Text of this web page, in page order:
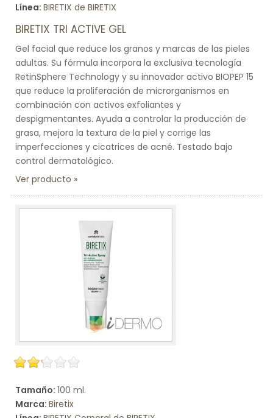
Línea: BIRETIX de BIRETIX
BIRETIX TRI ACTIVE GEL
Gel facial que reduce los granos y marcas de las pieles
adultas. Su fórmula incorpora la exclusiva tecnología
RetinSphere Technology y su innovador activo BIOPEP 15
que reduce la proliferación de microrganismos en
combinación con activos exfoliantes y
despigmentantes. Ayuda a controlar la producción de
grasa, mejora la textura de la piel y corrige las
imperfecciones y cicatrices de acné. Testado bajo
control dermatológico.
Ver producto
Tamaño: 100 ml.
Marca: Biretix